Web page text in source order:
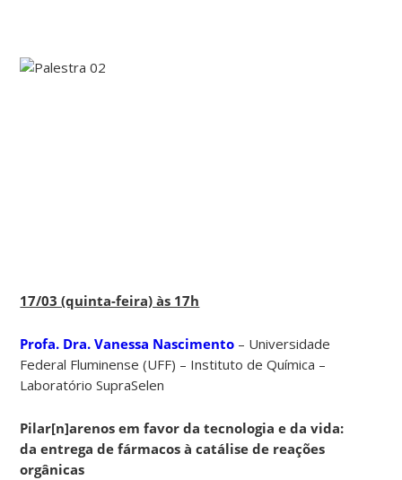
17/03 (quinta-feira) às 17h
Profa. Dra. Vanessa Nascimento – Universidade
Federal Fluminense (UFF) – Instituto de Química –
Laboratório SupraSelen
Pilar[n]arenos em favor da tecnologia e da vida:
da entrega de fármacos à catálise de reações
orgânicas